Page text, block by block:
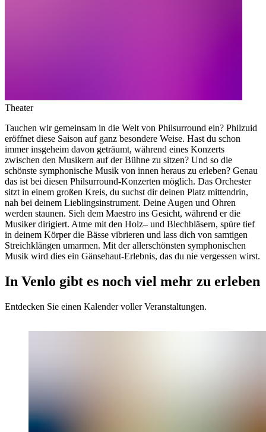
Theater
Tauchen wir gemeinsam in die Welt von Philsurround ein? Philzuid
eröffnet diese Saison auf ganz besondere Weise. Hast du schon
immer insgeheim davon geträumt, während eines Konzerts
zwischen den Musikern auf der Bühne zu sitzen? Und so die
schönste symphonische Musik von innen heraus zu erleben? Genau
das ist bei diesen Philsurround-Konzerten möglich. Das Orchester
sitzt in einem großen Kreis, du suchst dir deinen Platz mittendrin,
nah bei deinem Lieblingsinstrument. Deine Augen und Ohren
werden staunen. Sieh dem Maestro ins Gesicht, während er die
Musiker dirigiert. Atme mit den Holz– und Blechbläsern, spüre tief
in deinem Körper die Bässe vibrieren und lass dich von samtigen
Streichklängen umarmen. Mit der allerschönsten symphonischen
Musik wird dies ein Gänsehaut-Erlebnis, das du nie vergessen wirst.
In Venlo gibt es noch viel mehr zu erleben
Entdecken Sie einen Kalender voller Veranstaltungen.